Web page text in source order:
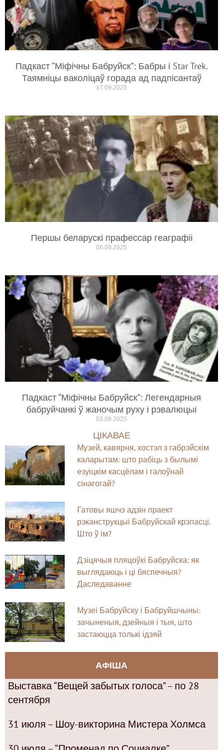
Падкаст “Міфічны Бабруйск”: Бабры і Star Trek.
Таямніцы ваколіцаў горада ад падпісантаў
17.09.2025
Першы беларускі прафессар геаграфіі
06.09.2025
Падкаст “Міфічны Бабруйск”: Легендарныя
бабруйчанкі ў жаночым руху і рэвалюцыі
03.09.2025
ЦІКАВАЕ
Музей, кавярня, хостэл з габрэйскім
каларытам: што рабіць з былымі
езуіцкім касцёлам і галоўнай
сінагогай?
Гатовы яшчэ адзін праект
рэканструкцыі Бабруйскай крэпасці.
Што ў ім?
Дзіцячыя пляцоўкі Бабруйска: як
выглядаюць і ці бяспечныя?
Даследаванне
Музеі Бабруйску і Бабруйшчыны:
зачыненыя, дзейныя і тыя, што
застаюцца толькі ідэяй
АФІША
Выставка “Вещей забытых голоса” – по 28
сентября
31 июля – Шоу-викторина Мистера Холмса